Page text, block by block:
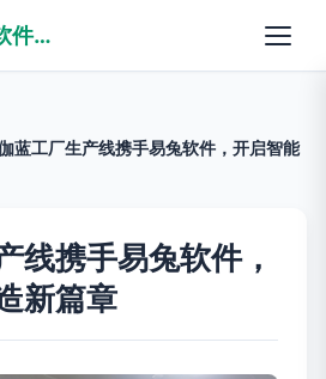
福建省三明市易兔软件有限公司
蓝工厂生产线携手易兔软件，开启智能
线携手易兔软件，
新篇章